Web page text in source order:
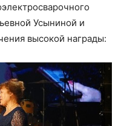
Усыниной и
высокой награды: